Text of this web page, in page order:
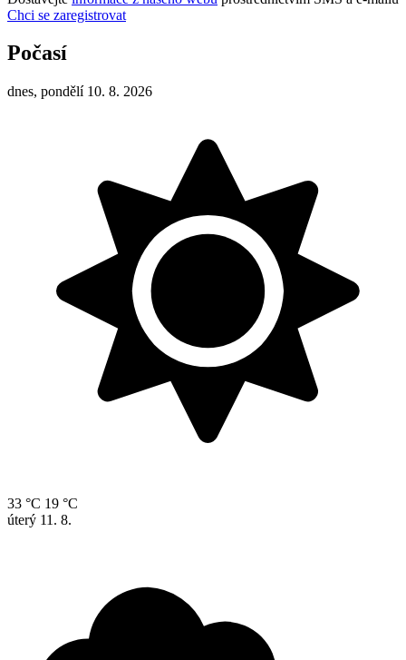
Chci se zaregistrovat
Počasí
dnes, pondělí 10. 8. 2026
33 °C 19 °C
úterý 11. 8.